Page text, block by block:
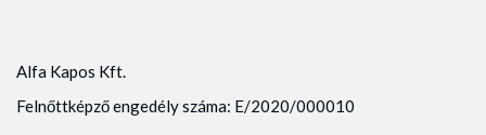
Alfa Kapos Kft.
Felnőttképző engedély száma: E/2020/000010